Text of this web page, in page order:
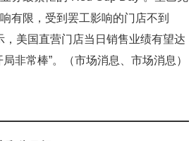
有限，受到罢工影响的门店不到
，美国直营门店当日销售业绩有望达
非常棒”。（市场消息、市场消息）